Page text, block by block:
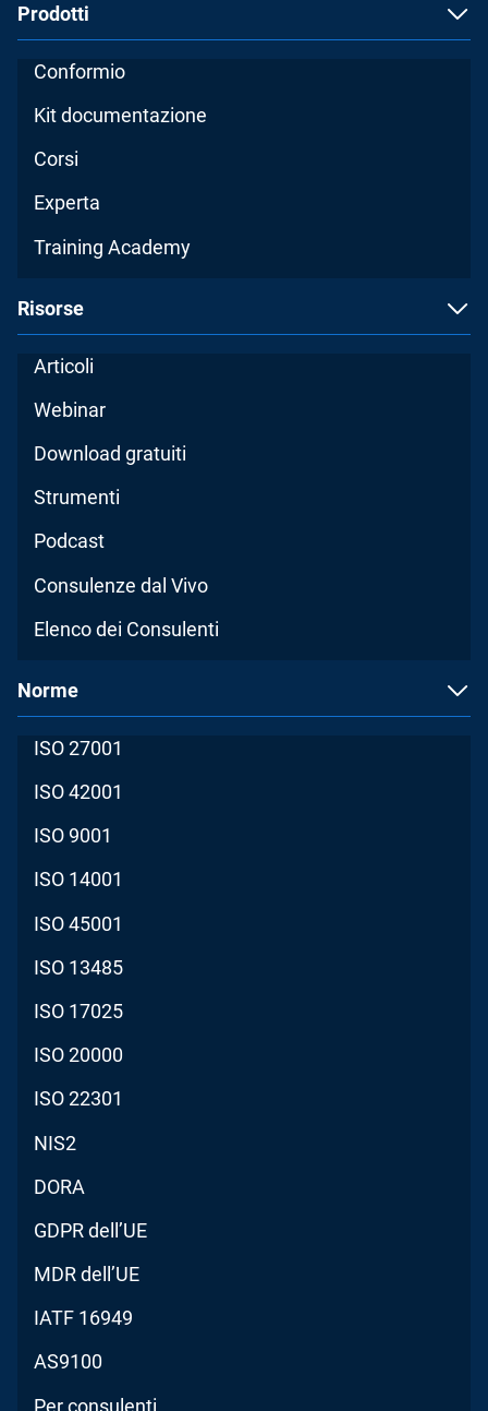
Prodotti
Conformio
Kit documentazione
Corsi
Experta
Training Academy
Risorse
Articoli
Webinar
Download gratuiti
Strumenti
Podcast
Consulenze dal Vivo
Elenco dei Consulenti
Norme
ISO 27001
ISO 42001
ISO 9001
ISO 14001
ISO 45001
ISO 13485
ISO 17025
ISO 20000
ISO 22301
NIS2
DORA
GDPR dell’UE
MDR dell’UE
IATF 16949
AS9100
Per consulenti